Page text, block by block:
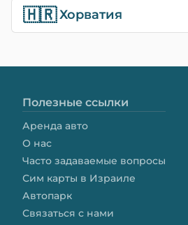
🇭🇷Хорватия
Полезные ссылки
Аренда авто
О нас
Часто задаваемые вопросы
Сим карты в Израиле
Автопарк
Связаться с нами